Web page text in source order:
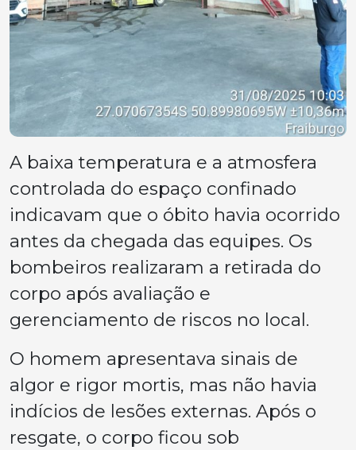
A baixa temperatura e a atmosfera
controlada do espaço confinado
indicavam que o óbito havia ocorrido
antes da chegada das equipes. Os
bombeiros realizaram a retirada do
corpo após avaliação e
gerenciamento de riscos no local.
O homem apresentava sinais de
algor e rigor mortis, mas não havia
indícios de lesões externas. Após o
resgate, o corpo ficou sob